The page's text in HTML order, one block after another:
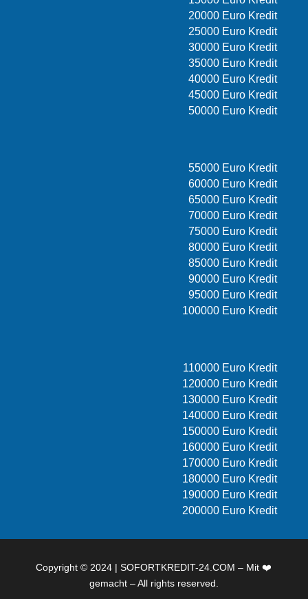
20000 Euro Kredit
25000 Euro Kredit
30000 Euro Kredit
35000 Euro Kredit
40000 Euro Kredit
45000 Euro Kredit
50000 Euro Kredit
55000 Euro Kredit
60000 Euro Kredit
65000 Euro Kredit
70000 Euro Kredit
75000 Euro Kredit
80000 Euro Kredit
85000 Euro Kredit
90000 Euro Kredit
95000 Euro Kredit
100000 Euro Kredit
110000 Euro Kredit
120000 Euro Kredit
130000 Euro Kredit
140000 Euro Kredit
150000 Euro Kredit
160000 Euro Kredit
170000 Euro Kredit
180000 Euro Kredit
190000 Euro Kredit
200000 Euro Kredit
Copyright © 2024 | SOFORTKREDIT-24.COM – Mit ❤️
gemacht – All rights reserved.